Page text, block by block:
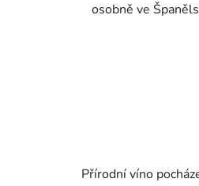
osobně ve
Přírodní víno